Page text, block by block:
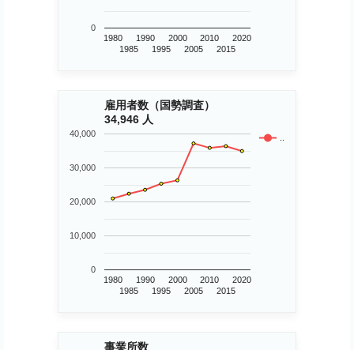
1980
1985
1990
1995
2000
2005
2010
2015
2020
0
雇用者数（国勢調査）
34,946 人
..
1980
1985
1990
1995
2000
2005
2010
2015
2020
0
10,000
20,000
30,000
40,000
事業所数